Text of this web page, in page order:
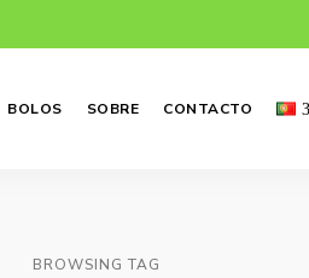
BOLOS SOBRE CONTACTO
BROWSING TAG